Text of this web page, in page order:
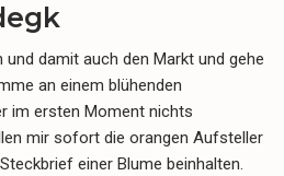
damit auch den Markt und gehe
an einem blühenden
im ersten Moment nichts
mir sofort die orangen Aufsteller
einer Blume beinhalten.